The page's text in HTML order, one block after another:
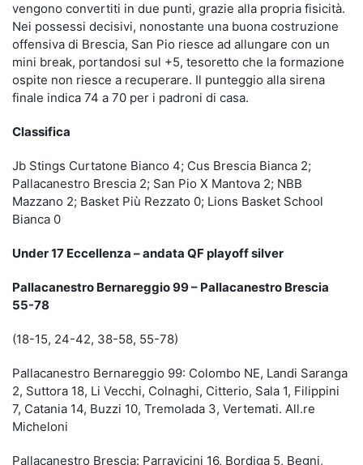
vengono convertiti in due punti, grazie alla propria fisicità.
Nei possessi decisivi, nonostante una buona costruzione
offensiva di Brescia, San Pio riesce ad allungare con un
mini break, portandosi sul +5, tesoretto che la formazione
ospite non riesce a recuperare. Il punteggio alla sirena
finale indica 74 a 70 per i padroni di casa.
Classifica
Jb Stings Curtatone Bianco 4; Cus Brescia Bianca 2;
Pallacanestro Brescia 2; San Pio X Mantova 2; NBB
Mazzano 2; Basket Più Rezzato 0; Lions Basket School
Bianca 0
Under 17 Eccellenza – andata QF playoff silver
Pallacanestro Bernareggio 99 – Pallacanestro Brescia
55-78
(18-15, 24-42, 38-58, 55-78)
Pallacanestro Bernareggio 99: Colombo NE, Landi Saranga
2, Suttora 18, Li Vecchi, Colnaghi, Citterio, Sala 1, Filippini
7, Catania 14, Buzzi 10, Tremolada 3, Vertemati. All.re
Micheloni
Pallacanestro Brescia: Parravicini 16, Bordiga 5, Begni,